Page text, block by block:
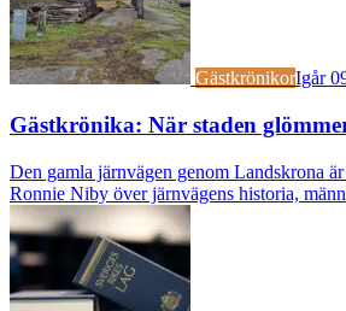
GästkrönikorIgår
Gästkrönika: När staden
Den gamla järnvägen genom Landskrona
Ronnie Niby över järnvägens historia,